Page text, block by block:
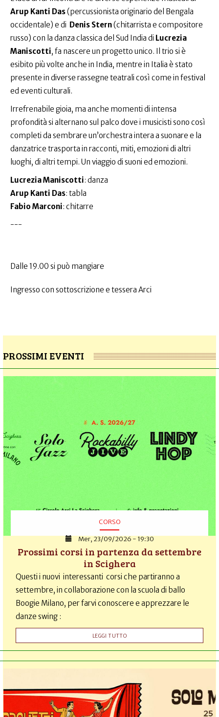
Arup Kanti Das(percussionista originario del Bengala
occidentale) e di Denis Stern(chitarrista e compositore
russo) con la danza classica del Sud India di Lucrezia
Maniscotti, fa nascere un progetto unico. Il trio si è
esibito più volte anche in India, mentre in Italia è stato
presente in diverse rassegne teatrali così come in festival
ed eventi culturali.
Irrefrenabile gioia, ma anche momenti di intensa
profondità si alternano sul palco dove i musicisti sono così
completi da sembrare un’orchestra intera a suonare e la
danzatrice trasporta in racconti, miti, emozioni di altri
luoghi, di altri tempi. Un viaggio di suoni ed emozioni.
Lucrezia Maniscotti: danza
Arup Kanti Das: tabla
Fabio Marconi: chitarre
---
Dalle 19.00 si può mangiare
Ingresso con sottoscrizione e tessera Arci
PROSSIMI EVENTI
CORSO
Mer, 23/09/2026 - 19:30
Prossimi corsi in partenza da settembre
in Scighera
Questi i nuovi interessanti corsi che partiranno a
settembre, in collaborazione con la scuola di ballo
Boogie Milano, per farvi conoscere e apprezzare le
danze swing :
LEGGI TUTTO